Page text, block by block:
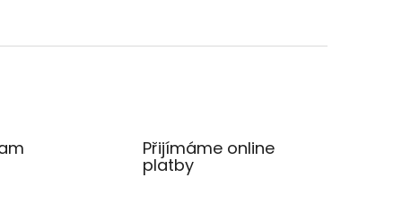
Přijímáme online
platby